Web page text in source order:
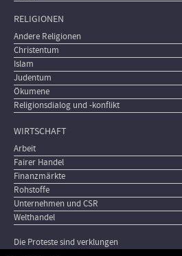
RELIGIONEN
Andere Religionen
Christentum
Islam
Judentum
Ökumene
Religionsdialog und -konflikt
WIRTSCHAFT
Arbeit
Fairer Handel
Finanzmärkte
Rohstoffe
Unternehmen und CSR
Welthandel
Die Proteste sind verklungen